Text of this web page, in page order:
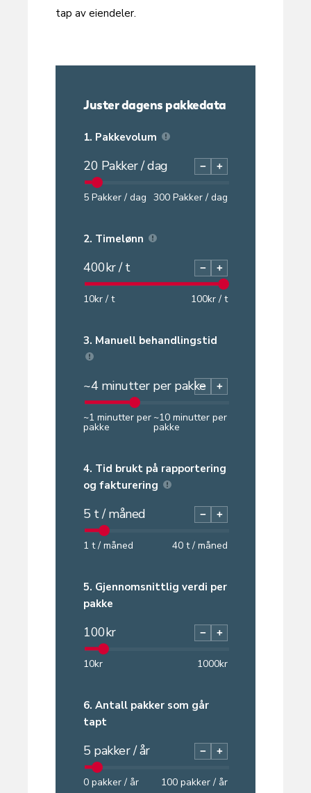
tap av eiendeler.
Juster dagens pakkedata
1. Pakkevolum
20 Pakker / dag − +
5 Pakker / dag 300 Pakker / dag
2. Timelønn
400kr / t − +
10kr / t 100kr / t
3. Manuell behandlingstid
~4minutter per pakke
− +
~1 minutter per
pakke
~10 minutter per
pakke
4. Tid brukt på rapportering
og fakturering
5 t / måned − +
1 t / måned 40 t / måned
5. Gjennomsnittlig verdi per
pakke
100kr − +
10kr 1000kr
6. Antall pakker som går
tapt
5 pakker / år − +
0 pakker / år 100 pakker / år